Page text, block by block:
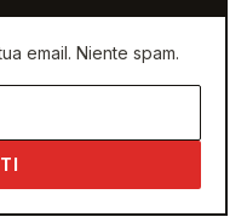
email. Niente spam.